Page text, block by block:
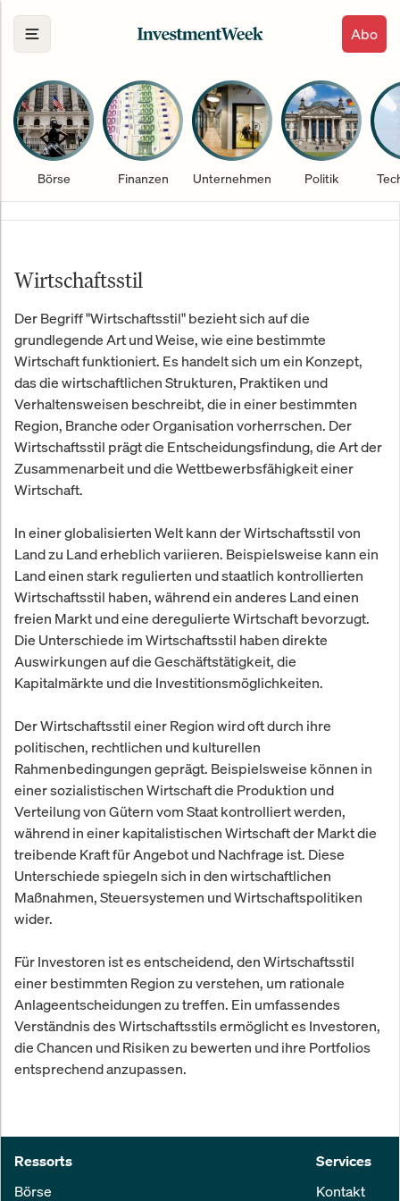
Abo
Börse Finanzen Unternehmen Politik
Wirtschaftsstil
Der Begriff "Wirtschaftsstil" bezieht sich auf die
grundlegende Art und Weise, wie eine bestimmte
Wirtschaft funktioniert. Es handelt sich um ein Konzept,
das die wirtschaftlichen Strukturen, Praktiken und
Verhaltensweisen beschreibt, die in einer bestimmten
Region, Branche oder Organisation vorherrschen. Der
Wirtschaftsstil prägt die Entscheidungsfindung, die Art der
Zusammenarbeit und die Wettbewerbsfähigkeit einer
Wirtschaft.
In einer globalisierten Welt kann der Wirtschaftsstil von
Land zu Land erheblich variieren. Beispielsweise kann ein
Land einen stark regulierten und staatlich kontrollierten
Wirtschaftsstil haben, während ein anderes Land einen
freien Markt und eine deregulierte Wirtschaft bevorzugt.
Die Unterschiede im Wirtschaftsstil haben direkte
Auswirkungen auf die Geschäftstätigkeit, die
Kapitalmärkte und die Investitionsmöglichkeiten.
Der Wirtschaftsstil einer Region wird oft durch ihre
politischen, rechtlichen und kulturellen
Rahmenbedingungen geprägt. Beispielsweise können in
einer sozialistischen Wirtschaft die Produktion und
Verteilung von Gütern vom Staat kontrolliert werden,
während in einer kapitalistischen Wirtschaft der Markt die
treibende Kraft für Angebot und Nachfrage ist. Diese
Unterschiede spiegeln sich in den wirtschaftlichen
Maßnahmen, Steuersystemen und Wirtschaftspolitiken
wider.
Für Investoren ist es entscheidend, den Wirtschaftsstil
einer bestimmten Region zu verstehen, um rationale
Anlageentscheidungen zu treffen. Ein umfassendes
Verständnis des Wirtschaftsstils ermöglicht es Investoren,
die Chancen und Risiken zu bewerten und ihre Portfolios
entsprechend anzupassen.
Ressorts
Börse
Services
Kontakt